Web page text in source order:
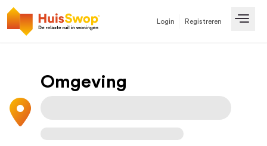
Login Registreren
Omgeving